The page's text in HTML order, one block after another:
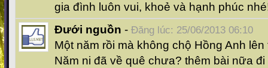
gia đình luôn vui, khoẻ và hạnh phúc
Đưới nguồn - Đăng lúc: 25/06/2013 06:10
Một năm rồi mà không chộ Hồng Anh
Năm ni đã về quê chưa? thêm bài nữa đi